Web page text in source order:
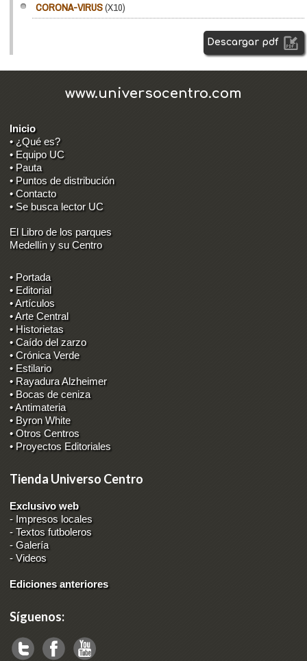
CORONA-VIRUS(X10)
Descargar pdf
www.universocentro.com
Inicio
• ¿Qué es?
• Equipo UC
• Pauta
• Puntos de distribución
• Contacto
• Se busca lector UC
El Libro de los parques
Medellín y su Centro
• Portada
• Editorial
• Artículos
• Arte Central
• Historietas
• Caído del zarzo
• Crónica Verde
• Estilario
• Rayadura Alzheimer
• Bocas de ceniza
• Antimateria
• Byron White
• Otros Centros
• Proyectos Editoriales
Tienda Universo Centro
Exclusivo web
- Impresos locales
-Textos futboleros
-Galería
-Videos
Ediciones anteriores
Síguenos: